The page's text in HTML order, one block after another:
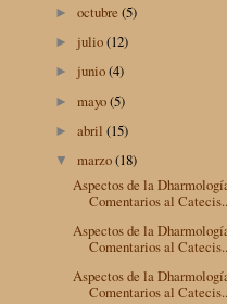
►octubre(5)
► julio(12)
► junio(4)
►mayo(5)
►abril(15)
▼marzo(18)
Aspectos de la
Comentarios al
Aspectos de la
Comentarios al
Aspectos de la
Comentarios al